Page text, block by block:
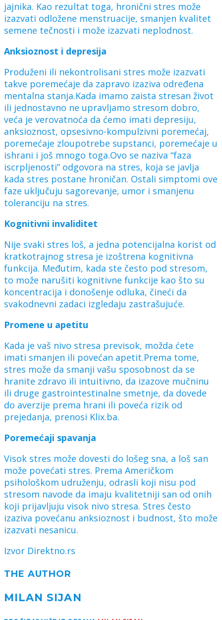
jajnika. Kao rezultat toga, hronični stres može
izazvati odložene menstruacije, smanjen kvalitet
semene tečnosti i može izazvati neplodnost.
Anksioznost i depresija
Produženi ili nekontrolisani stres može izazvati
takve poremećaje da zapravo izaziva određena
mentalna stanja.Kada imamo zaista stresan život
ili jednostavno ne upravljamo stresom dobro,
veća je verovatnoća da ćemo imati depresiju,
anksioznost, opsesivno-kompulzivni poremećaj,
poremećaje zloupotrebe supstanci, poremećaje u
ishrani i još mnogo toga.Ovo se naziva “faza
iscrpljenosti” odgovora na stres, koja se javlja
kada stres postane hroničan. Ostali simptomi ove
faze uključuju sagorevanje, umor i smanjenu
toleranciju na stres.
Kognitivni invaliditet
Nije svaki stres loš, a jedna potencijalna korist od
kratkotrajnog stresa je izoštrena kognitivna
funkcija. Međutim, kada ste često pod stresom,
to može narušiti kognitivne funkcije kao što su
koncentracija i donošenje odluka, čineći da
svakodnevni zadaci izgledaju zastrašujuće.
Promene u apetitu
Kada je vaš nivo stresa previsok, možda ćete
imati smanjen ili povećan apetit.Prema tome,
stres može da smanji vašu sposobnost da se
hranite zdravo ili intuitivno, da izazove mučninu
ili druge gastrointestinalne smetnje, da dovede
do averzije prema hrani ili poveća rizik od
prejedanja, prenosi Klix.ba.
Poremećaji spavanja
Visok stres može dovesti do lošeg sna, a loš san
može povećati stres. Prema Američkom
psihološkom udruženju, odrasli koji nisu pod
stresom navode da imaju kvalitetniji san od onih
koji prijavljuju visok nivo stresa. Stres često
izaziva povećanu anksioznost i budnost, što može
izazvati nesanicu.
Izvor Direktno.rs
THE AUTHOR
MILAN SIJAN